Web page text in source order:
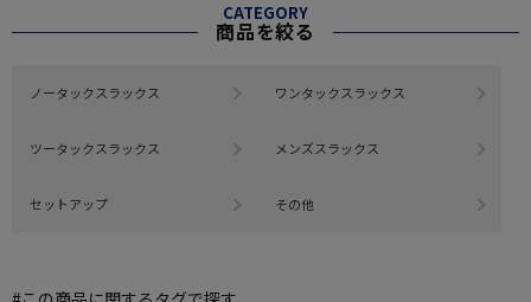
CATEGORY
商品を絞る
ノータックスラックス ワンタックスラックス
ツータックスラックス メンズスラックス
セットアップ その他